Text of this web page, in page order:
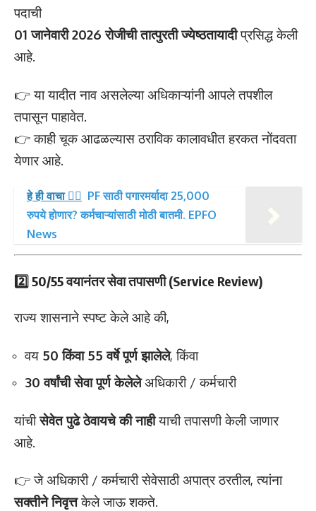
पदाची
01 जानेवारी 2026 रोजीची तात्पुरती ज्येष्ठतायादीप्रसिद्ध केली
आहे.
👉 या यादीत नाव असलेल्या अधिकाऱ्यांनी आपले तपशील
तपासून पाहावेत.
👉 काही चूक आढळल्यास ठराविक कालावधीत हरकत नोंदवता
येणार आहे.
हे ही वाचा 👉🏻 PF साठी पगारमर्यादा 25,000
रुपये होणार? कर्मचाऱ्यांसाठी मोठी बातमी. EPFO
News
2️⃣ 50/55 वयानंतर सेवा तपासणी (Service Review)
राज्य शासनाने स्पष्ट केले आहे की,
वय 50 किंवा 55 वर्षे पूर्ण झालेले, किंवा
30 वर्षांची सेवा पूर्ण केलेलेअधिकारी / कर्मचारी
यांचीसेवेत पुढे ठेवायचे की नाहीयाची तपासणी केली जाणार
आहे.
👉 जे अधिकारी / कर्मचारी सेवेसाठी अपात्र ठरतील, त्यांना
सक्तीने निवृत्तकेले जाऊ शकते.